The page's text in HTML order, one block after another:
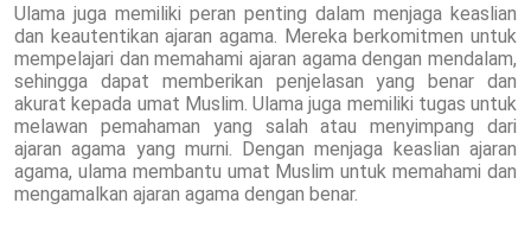
Ulama juga memiliki peran penting dalam menjaga keaslian
dan keautentikan ajaran agama. Mereka berkomitmen untuk
mempelajari dan memahami ajaran agama dengan mendalam,
sehingga dapat memberikan penjelasan yang benar dan
akurat kepada umat Muslim. Ulama juga memiliki tugas untuk
melawan pemahaman yang salah atau menyimpang dari
ajaran agama yang murni. Dengan menjaga keaslian ajaran
agama, ulama membantu umat Muslim untuk memahami dan
mengamalkan ajaran agama dengan benar.